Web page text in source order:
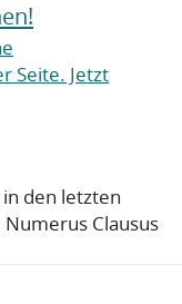
Seite. Jetzt
den letzten
Clausus